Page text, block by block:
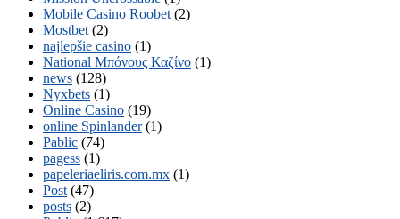
Mobile Casino Roobet (2)
Mostbet (2)
najlepšie casino (1)
National Μπόνους Καζίνο (1)
news (128)
Nyxbets (1)
Online Casino (19)
online Spinlander (1)
Pablic (74)
pagess (1)
papeleriaeliris.com.mx (1)
Post (47)
posts (2)